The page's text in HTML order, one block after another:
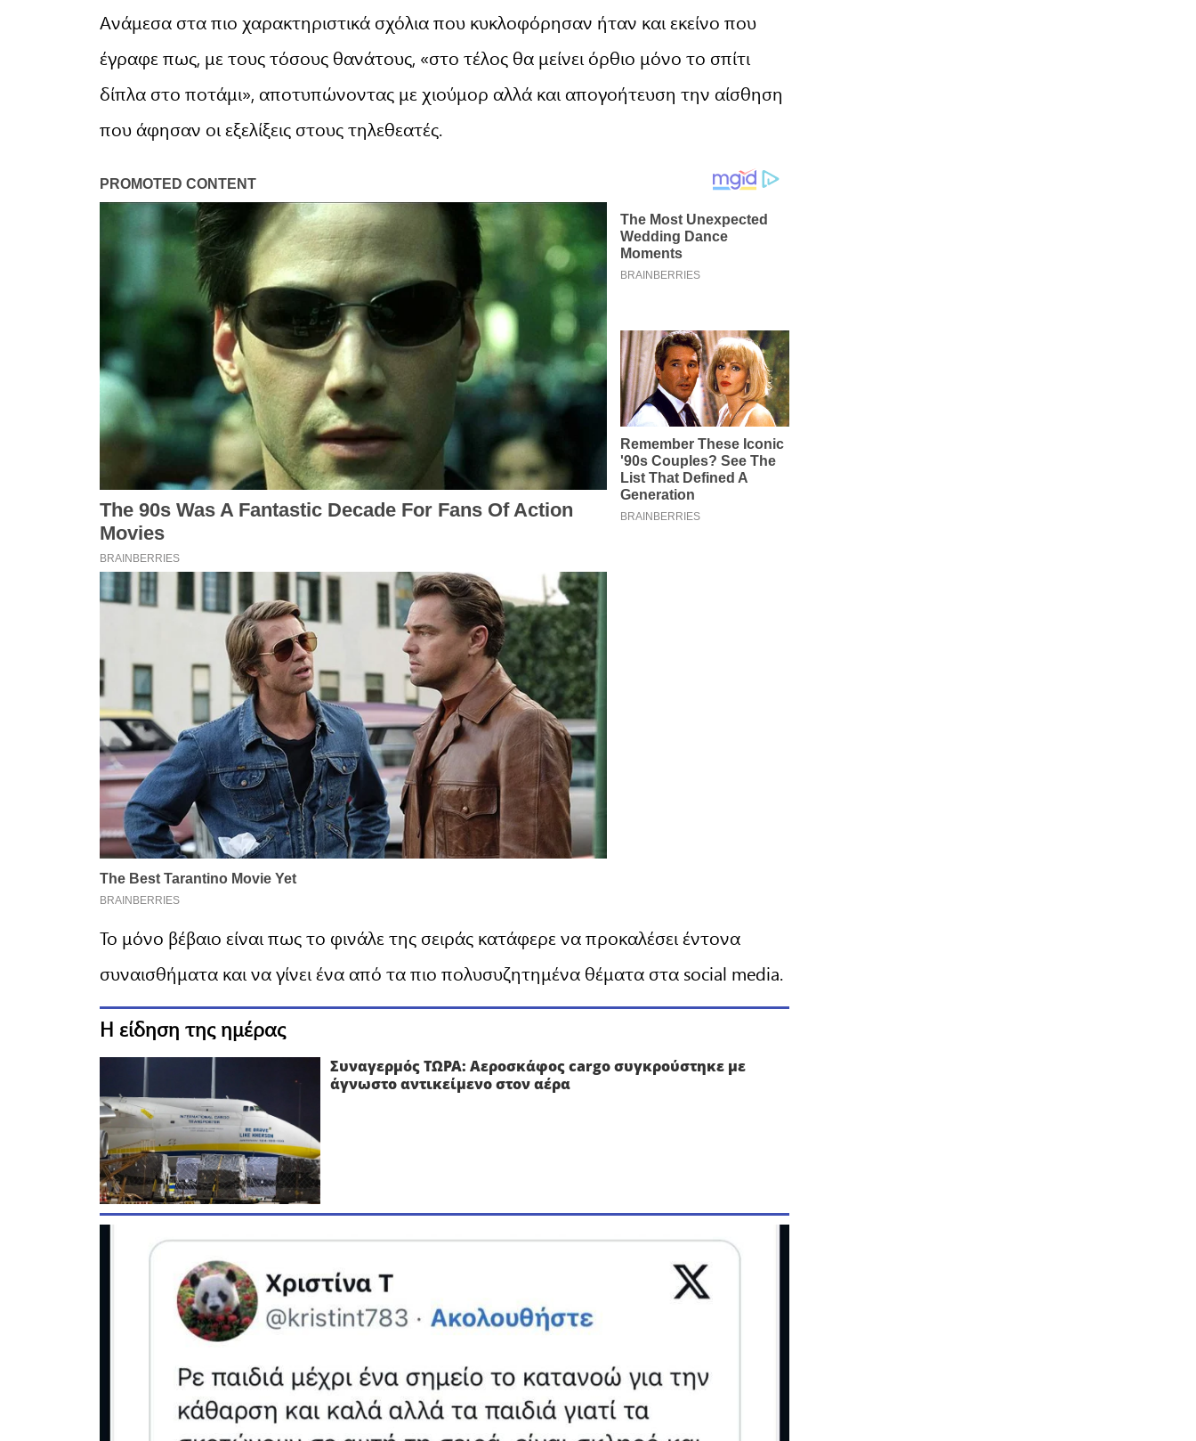
Ανάμεσα στα πιο χαρακτηριστικά σχόλια που κυκλοφόρησαν ήταν και εκείνο που
έγραφε πως, με τους τόσους θανάτους, «στο τέλος θα μείνει όρθιο μόνο το σπίτι
δίπλα στο ποτάμι», αποτυπώνοντας με χιούμορ αλλά και απογοήτευση την αίσθηση
που άφησαν οι εξελίξεις στους τηλεθεατές.
Το μόνο βέβαιο είναι πως το φινάλε της σειράς κατάφερε να προκαλέσει έντονα
συναισθήματα και να γίνει ένα από τα πιο πολυσυζητημένα θέματα στα social media.
Η είδηση της ημέρας
Συναγερμός ΤΩΡΑ: Αεροσκάφος cargo συγκρούστηκε με
άγνωστο αντικείμενο στον αέρα